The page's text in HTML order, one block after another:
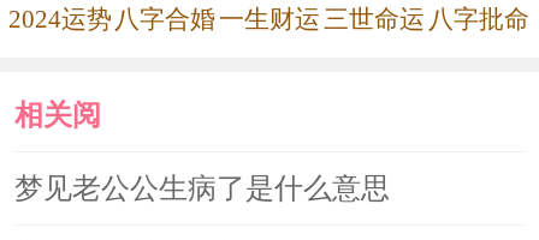
2024运势 八字合婚一生财运三世命运 八字批命
相关阅
读
梦见老公公生病了是什么意思